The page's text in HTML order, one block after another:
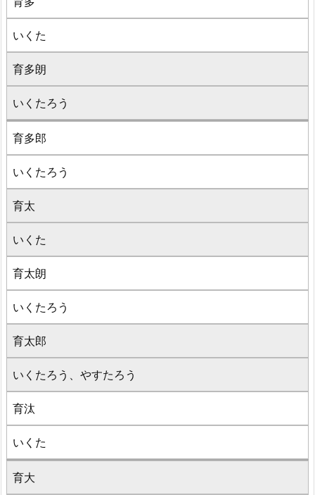
いくた
育多朗
いくたろう
育多郎
いくたろう
育太
いくた
育太朗
いくたろう
育太郎
いくたろう、やすたろう
育汰
いくた
育大